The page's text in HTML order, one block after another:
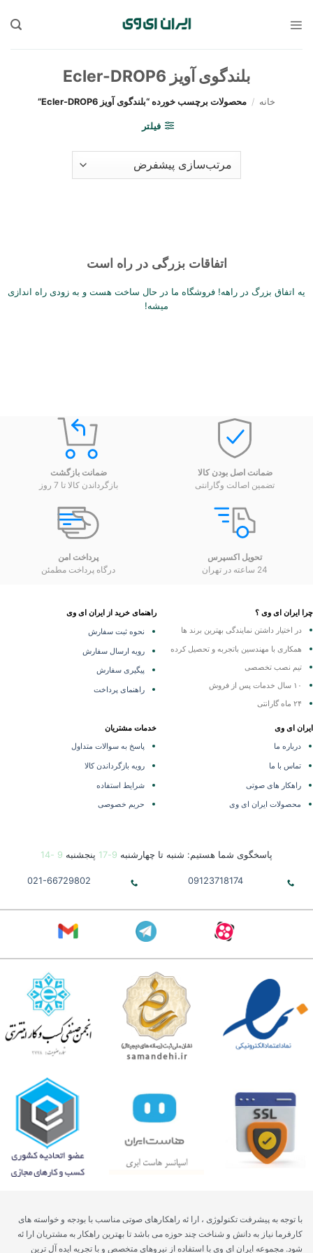
بلندگوی آویز Ecler-DROP6
خانه / محصولات برچسب خورده “بلندگوی آویز Ecler-DROP6”
فیلتر
اتفاقات بزرگی در راه است
یه اتفاق بزرگ در راهه! فروشگاه ما در حال ساخت هست و به زودی راه اندازی
میشه!
ضمانت اصل بودن کالا
تضمین اصالت وگارانتی
ضمانت بازگشت
بازگرداندن کالا تا 7 روز
تحویل اکسپرس
24 ساعته در تهران
پرداخت امن
درگاه پرداخت مطمئن
ایران ای وی ؟
در اختیار داشتن نمایندگیبهترین برند ها
همکاری با مهندسین باتجربه و تحصیل کرده
تیم نصب تخصصی
۲۴ ماه گارانتی
راهنمای خرید از ایران ای وی
نحوه ثبت سفارش
رویه ارسال سفارش
پیگیری سفارش
راهنمای پرداخت
ای وی
درباره ما
تماس با ما
راهکار های صوتی
محصولات ایران ای وی
خدمات مشتریان
پاسخ به سوالات متداول
رویه بازگرداندن کالا
شرایط استفاده
حریم خصوصی
پاسخگوی شما هستیم: شنبه تا چهارشنبه9-17 پنجشنبه9 -14
09123718174
021-66729802
با توجه به پیشرفت تکنولوژی ، ارا ئه راهکارهای صوتی مناسب با بودجه و خواسته های
کارفرما نیاز به دانش و شناخت چند حوزه می باشد تا بهترین راهکار به مشتریان ارا ئه
شود. مجموعه ایران ای وی با استفاده از نیروهای متخصص و با تجریه ایده آل ترین